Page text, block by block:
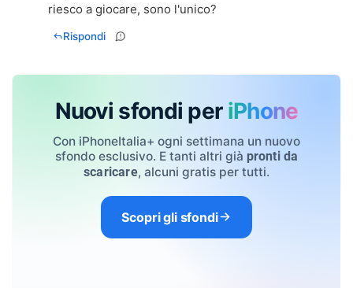
riesco a giocare, sono l'unico?
Rispondi
Nuovi sfondi per iPhone
Con iPhoneItalia+ ogni settimana un nuovo
sfondo esclusivo. E tanti altri già pronti da
scaricare, alcuni gratis per tutti.
Scopri gli sfondi